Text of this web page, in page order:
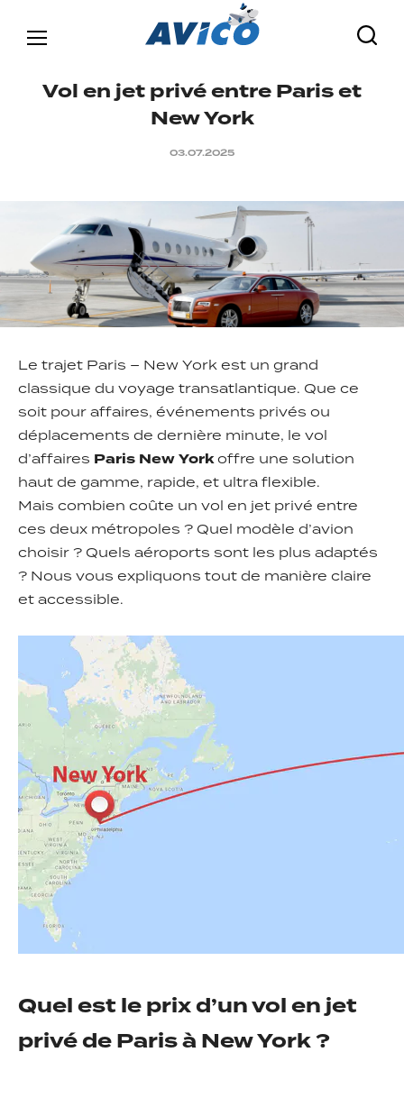
VolenjetprivéentrePariset
NewYork
03.07.2025
Le trajet Paris – New York est un grand
classique du voyage transatlantique. Que ce
soit pour affaires, événements privés ou
déplacements de dernière minute, le vol
d’affaires Paris New Yorkoffre une solution
haut de gamme, rapide, et ultra flexible.
Mais combien coûte un vol en jet privé entre
ces deux métropoles ? Quel modèle d’avion
choisir ? Quels aéroports sont les plus adaptés
? Nous vous expliquons tout de manière claire
et accessible.
Quel est le prix d’un vol en jet
privé de Paris à New York ?